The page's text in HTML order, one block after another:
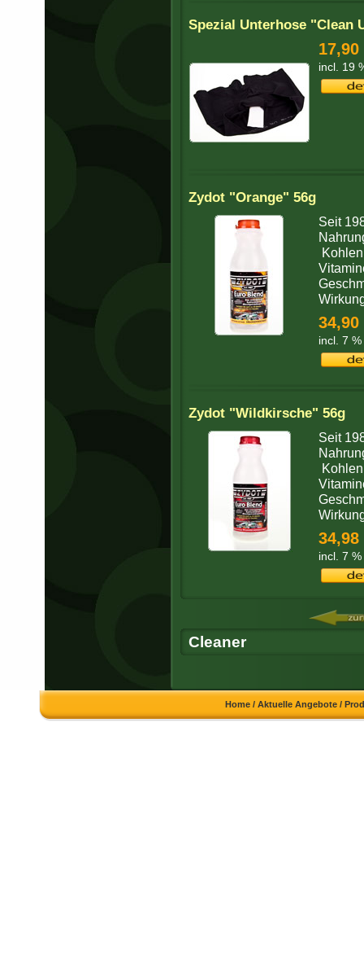
Spezial Unterhose "Clean
17,90
incl. 19
Zydot "Orange" 56g
Seit
34,90
incl. 7
Zydot "Wildkirsche" 56g
Seit
34,98
incl. 7
Cleaner
Home /Aktuelle Angebote /